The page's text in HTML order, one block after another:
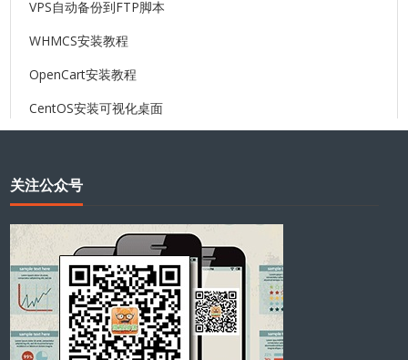
VPS自动备份到FTP脚本
WHMCS安装教程
OpenCart安装教程
CentOS安装可视化桌面
关注公众号